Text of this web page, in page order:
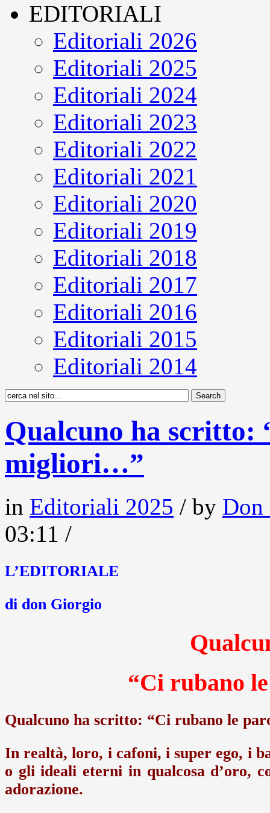
EDITORIALI
Editoriali 2026
Editoriali 2025
Editoriali 2024
Editoriali 2023
Editoriali 2022
Editoriali 2021
Editoriali 2020
Editoriali 2019
Editoriali 2018
Editoriali 2017
Editoriali 2016
Editoriali 2015
Editoriali 2014
Qualcuno ha scritto:
migliori…”
in Editoriali 2025 / by Don
03:11 /
L’EDITORIALE
di don Giorgio
“Ci rubano
Qualcuno ha scritto: “Ci rubano le
In realtà, loro, i cafoni, i super ego, i
o gli ideali eterni in qualcosa d’oro,
adorazione.